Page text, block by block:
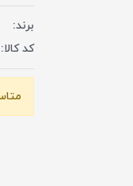
برند:
کد کالا: